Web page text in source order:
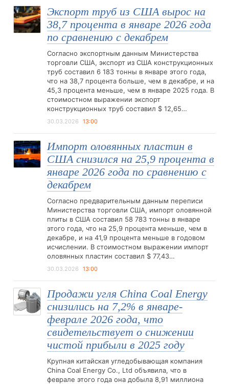
Экспорт труб из США вырос на
38,7 процента в январе 2026 года
по сравнению с декабрем
Согласно экспортным данным Министерства
торговли США, экспорт из США конструкционных
труб составил 6 183 тонны в январе этого года,
что на 38,7 процента больше, чем в декабре, и на
45,3 процента меньше, чем в январе 2025 года. В
стоимостном выражении экспорт
конструкционных труб составил $ 12,65…
30.03.2026 13:00
Импорт оловянных пластин в
США снизился на 25,9 процента в
январе 2026 года по сравнению с
декабрем
Согласно предварительным данным переписи
Министерства торговли США, импорт оловянной
плиты в США составил 58 783 тонны в январе
этого года, что на 25,9 процента меньше, чем в
декабре, и на 41,9 процента меньше в годовом
исчислении. В стоимостном выражении импорт
оловянных пластин составил $ 77,43…
30.03.2026 13:00
Продажи угля China Coal Energy
снизились на 7,2% в январе-
феврале 2026 года, что
свидетельствует о снижении
чистой прибыли в 2025 году
Крупная китайская угледобывающая компания
China Coal Energy Co., Ltd объявила, что в
феврале этого года она добыла 8,91 миллиона